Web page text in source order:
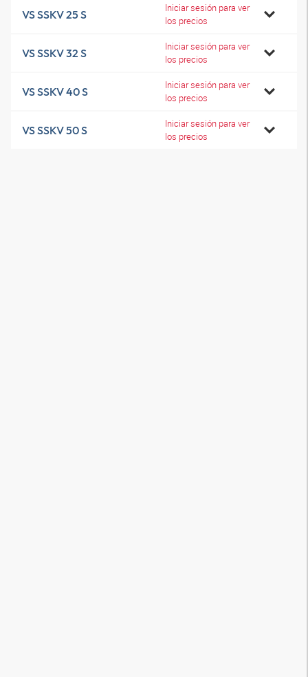
VS SSKV 25 S
Iniciar sesión para ver
los precios
VS SSKV 32 S
Iniciar sesión para ver
los precios
VS SSKV 40 S
Iniciar sesión para ver
los precios
VS SSKV 50 S
Iniciar sesión para ver
los precios